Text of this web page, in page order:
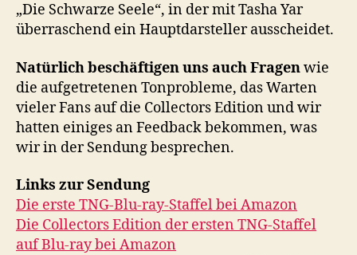
„Die Schwarze Seele“, in der mit Tasha Yar
überraschend ein Hauptdarsteller ausscheidet.
Natürlich beschäftigen uns auch Fragenwie
die aufgetretenen Tonprobleme, das Warten
vieler Fans auf die Collectors Edition und wir
hatten einiges an Feedback bekommen, was
wir in der Sendung besprechen.
Links zur Sendung
Die erste TNG-Blu-ray-Staffel bei Amazon
Die Collectors Edition der ersten TNG-Staffel
auf Blu-ray bei Amazon